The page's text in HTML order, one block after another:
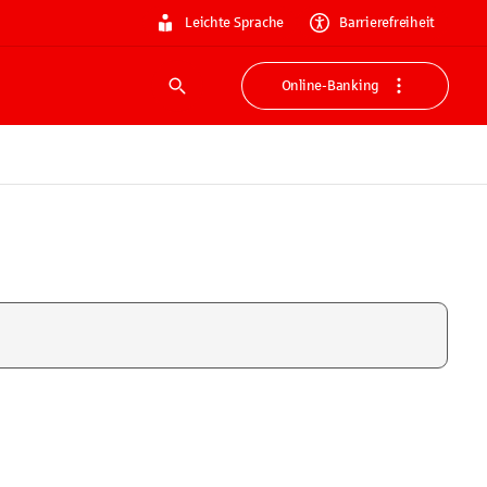
Leichte Sprache Barrierefreiheit
Suche
Online-Banking